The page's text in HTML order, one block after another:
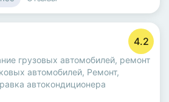
4.2
грузовых автомобилей, ремонт
автомобилей, Ремонт,
автокондиционера